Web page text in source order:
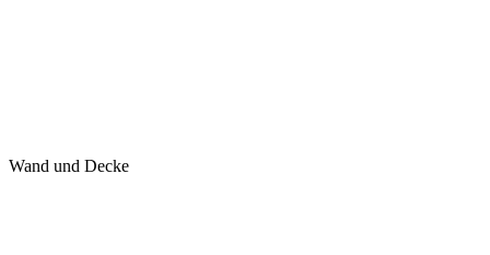
Wand und Decke